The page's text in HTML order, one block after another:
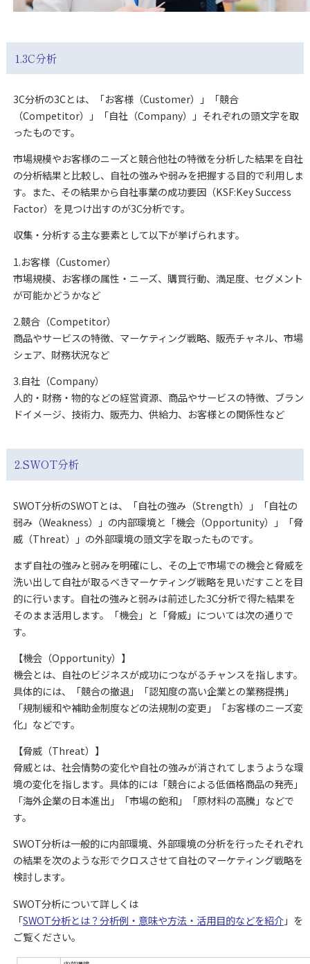
1.3C分析
3C分析の3Cとは、「お客様（Customer）」「競合
（Competitor）」「自社（Company）」それぞれの頭文字を取
ったものです。
市場規模やお客様のニーズと競合他社の特徴を分析した結果を自社
の分析結果と比較し、自社の強みや弱みを把握する目的で利用しま
す。また、その結果から自社事業の成功要因（KSF:Key Success
Factor）を見つけ出すのが3C分析です。
収集・分析する主な要素として以下が挙げられます。
1.お客様（Customer）
市場規模、お客様の属性・ニーズ、購買行動、満足度、セグメント
が可能かどうかなど
2.競合（Competitor）
商品やサービスの特徴、マーケティング戦略、販売チャネル、市場
シェア、財務状況など
3.自社（Company）
人的・財務・物的などの経営資源、商品やサービスの特徴、ブラン
ドイメージ、技術力、販売力、供給力、お客様との関係性など
2.SWOT分析
SWOT分析のSWOTとは、「自社の強み（Strength）」「自社の
弱み（Weakness）」の内部環境と「機会（Opportunity）」「脅
威（Threat）」の外部環境の頭文字を取ったものです。
まず自社の強みと弱みを明確にし、その上で市場での機会と脅威を
洗い出して自社が取るべきマーケティング戦略を見いだすことを目
的に行います。自社の強みと弱みは前述した3C分析で得た結果を
そのまま活用します。「機会」と「脅威」については次の通りで
す。
【機会（Opportunity）】
機会とは、自社のビジネスが成功につながるチャンスを指します。
具体的には、「競合の撤退」「認知度の高い企業との業務提携」
「規制緩和や補助金制度などの法規制の変更」「お客様のニーズ変
化」などです。
【脅威（Threat）】
脅威とは、社会情勢の変化や自社の強みが消されてしまうような環
境の変化を指します。具体的には「競合による低価格商品の発売」
「海外企業の日本進出」「市場の飽和」「原材料の高騰」などで
す。
SWOT分析は一般的に内部環境、外部環境の分析を行ったそれぞれ
の結果を次のような形でクロスさせて自社のマーケティング戦略を
検討します。
SWOT分析について詳しくは
「SWOT分析とは？分析例・意味や方法・活用目的などを紹介」を
ご覧ください。